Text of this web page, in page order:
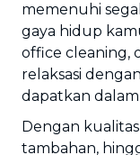
memenuhi
gaya hidup
office cleaning,
relaksasi
dapatkan
Dengan
tambahan,